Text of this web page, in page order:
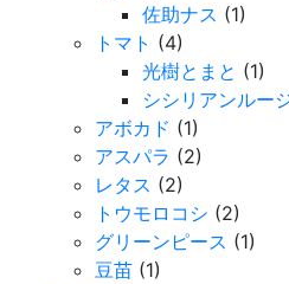
佐助ナス (1)
トマト (4)
光樹とまと (1)
シシリアンルー
アボカド (1)
アスパラ (2)
レタス (2)
トウモロコシ (2)
グリーンピース (1)
豆苗 (1)